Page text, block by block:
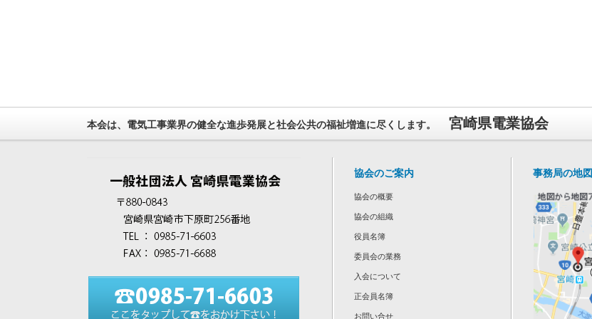
本会は、電気工事業界の健全な進歩発展と社会公共の福祉増進に尽くします。 宮崎県電業協会
協会のご案内
協会の概要
協会の組織
役員名簿
委員会の業務
入会について
正会員名簿
お問い合せ
事務局の地図